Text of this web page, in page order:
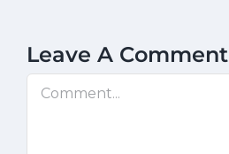
Leave A Comment
Comment